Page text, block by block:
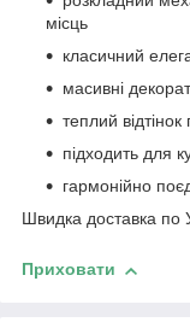
місць
класичний
масивні
теплий відтінок
підходить для
гармонійно
Швидка доставка по
Приховати